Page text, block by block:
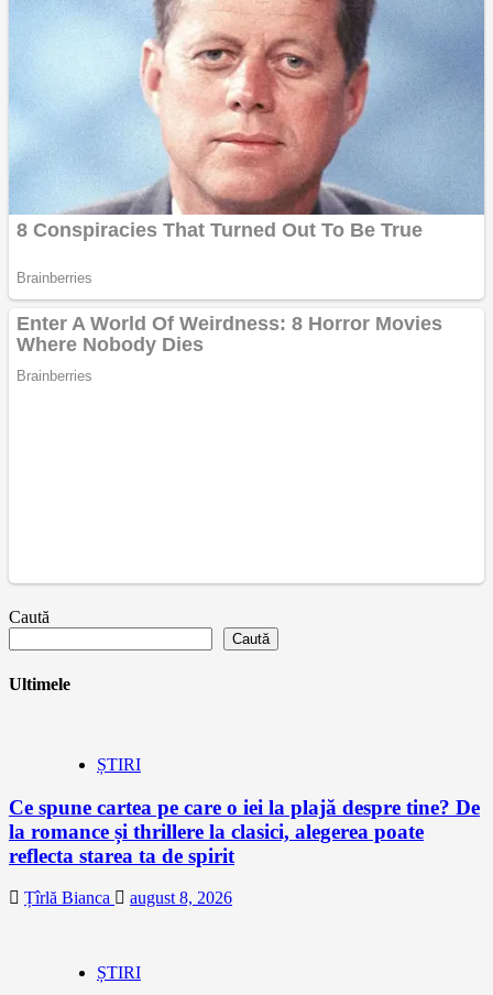
Caută
Caută
Ultimele
ȘTIRI
Ce spune cartea pe care o iei la plajă despre tine? De
la romance și thrillere la clasici, alegerea poate
reflecta starea ta de spirit
Țîrlă Bianca august 8, 2026
ȘTIRI